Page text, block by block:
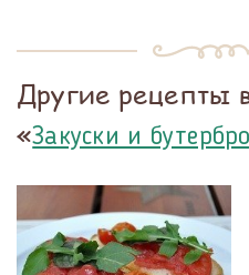
Другие рецепты
«Закуски и